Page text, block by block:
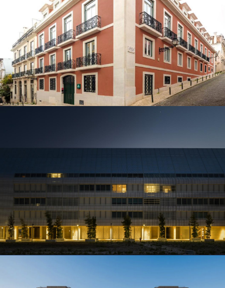
HABITAÇÃO E COMÉRCIO
Rua da Emenda
Braço de Prata